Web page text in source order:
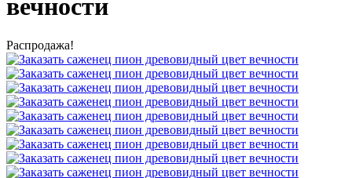
вечности
Распродажа!